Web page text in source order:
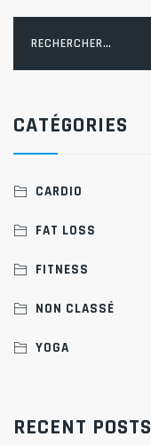
CATÉGORIES
CARDIO
FAT LOSS
FITNESS
NON CLASSÉ
YOGA
RECENT POSTS